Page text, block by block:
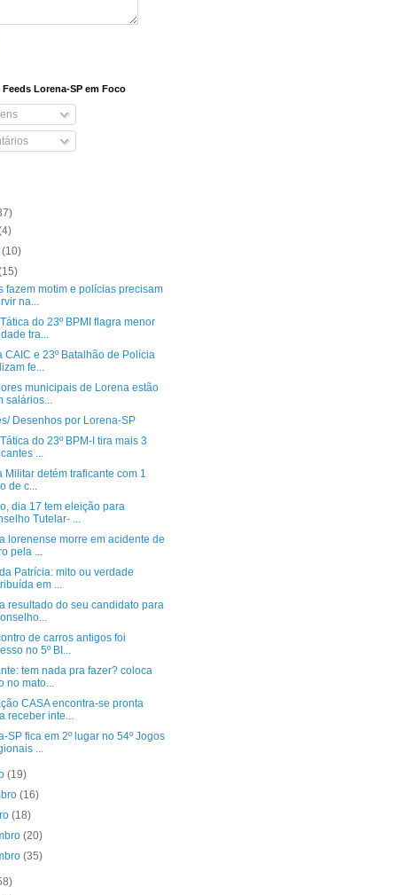
Lorena-SP em Foco
(10)
fazem motim e polícias precisam
na...
do 23º BPMI flagra menor
tra...
CAIC e 23º Batalhão de Polícia
fe...
municipais de Lorena estão
salários...
Desenhos por Lorena-SP
do 23º BPM-I tira mais 3
...
Militar detém traficante com 1
de c...
dia 17 tem eleição para
Tutelar- ...
lorenense morre em acidente de
pela ...
Patrícia: mito ou verdade
em ...
resultado do seu candidato para
de carros antigos foi
no 5º BI...
tem nada pra fazer? coloca
no mato...
CASA encontra-se pronta
receber inte...
SP fica em 2º lugar no 54º Jogos
...
(19)
(16)
(18)
(20)
(35)